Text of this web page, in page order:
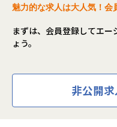
魅力的な求人は大人気！会
まずは、会員登録してエ
ょう。
非公開